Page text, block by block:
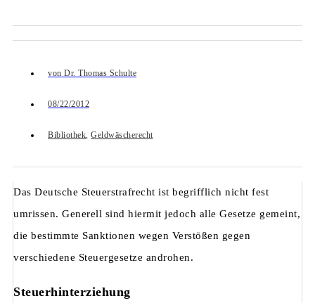
von Dr. Thomas Schulte
08/22/2012
Bibliothek, Geldwäscherecht
Das Deutsche Steuerstrafrecht ist begrifflich nicht fest
umrissen. Generell sind hiermit jedoch alle Gesetze gemeint,
die bestimmte Sanktionen wegen Verstößen gegen
verschiedene Steuergesetze androhen.
Steuerhinterziehung